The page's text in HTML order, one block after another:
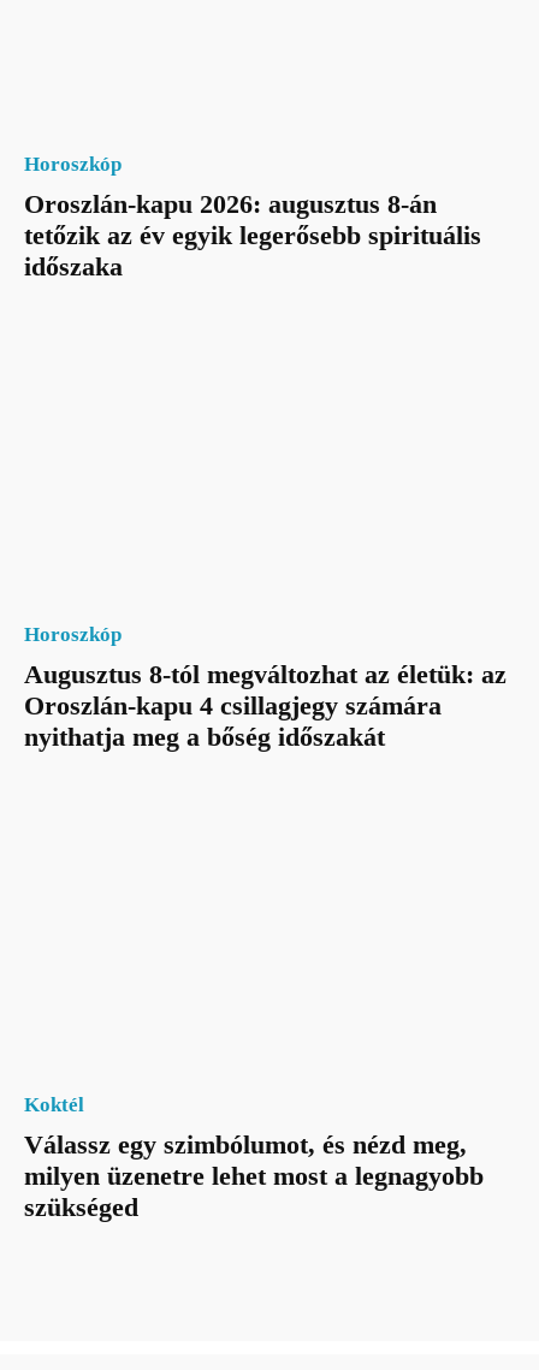
Horoszkóp
Oroszlán-kapu 2026: augusztus 8-án
tetőzik az év egyik legerősebb spirituális
időszaka
Horoszkóp
Augusztus 8-tól megváltozhat az életük: az
Oroszlán-kapu 4 csillagjegy számára
nyithatja meg a bőség időszakát
Koktél
Válassz egy szimbólumot, és nézd meg,
milyen üzenetre lehet most a legnagyobb
szükséged